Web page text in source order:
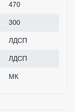
470
300
ЛДСП
ЛДСП
МК